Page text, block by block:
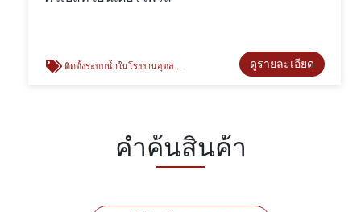
ติดตั้งระบบน้ำในโรงงานอุตสาหกรรม ดูรายละเอียด
คำค้นสินค้า